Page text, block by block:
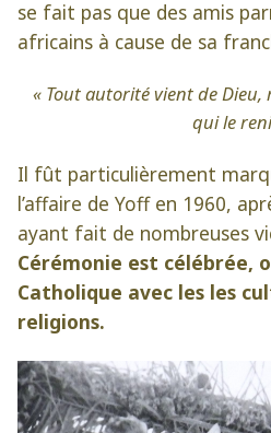
se fait pas que des amis
africains à cause de sa
« Tout autorité vient de Dieu,
qui le
Il fût particulièrement
l’affaire de Yoff en 1960,
ayant fait de nombreuses
Cérémonie est célébrée,
Catholique avec les les
religions.